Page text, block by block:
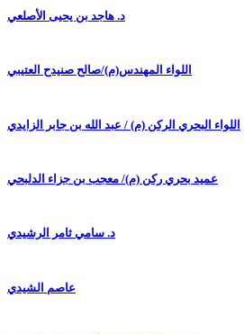
د. هاجد بن يحيى الأصلعي
اللواء المهندس(م)/صالح صنيدح العتيبي
اللواء البحري الركن (م) / عبد الله بن جابر الزايدي
عميد بحري ركن (م)/ معجب بن جزاء الدلبحي
د. سامي ثامر الرشيدي
عاصم الشيدي